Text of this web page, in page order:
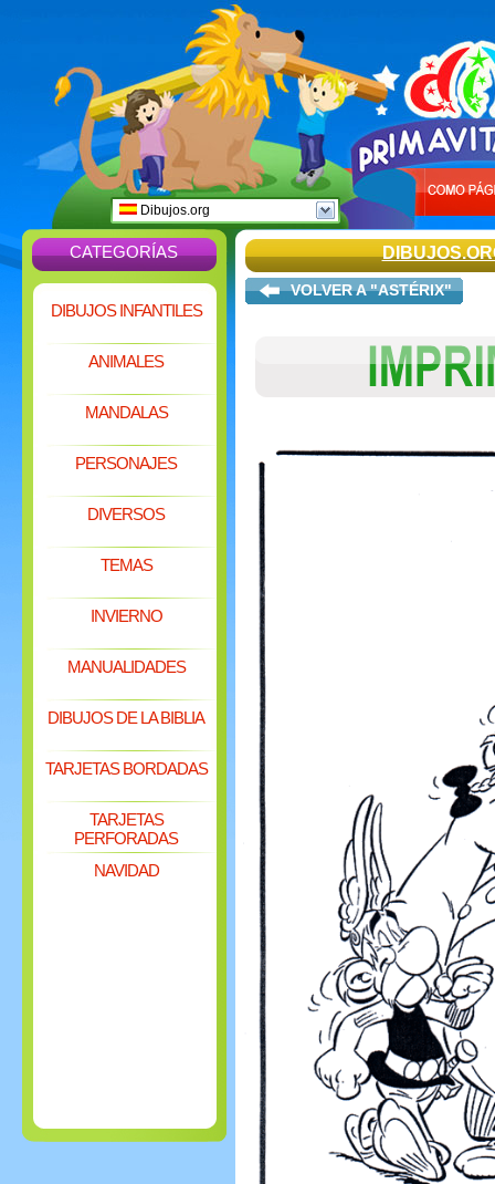
Dibujos.org
CATEGORÍAS
DIBUJOS INFANTILES
ANIMALES
MANDALAS
PERSONAJES
DIVERSOS
TEMAS
INVIERNO
MANUALIDADES
DIBUJOS DE LA BIBLIA
TARJETAS BORDADAS
TARJETAS
PERFORADAS
NAVIDAD
VOLVER A "ASTÉRIX"